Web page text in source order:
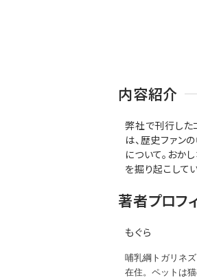
内容紹介
弊社で刊行した
は、歴史ファン
について。おか
を掘り起こして
著者プロフ
もぐら
哺乳綱トガリネ
在住。ペットは